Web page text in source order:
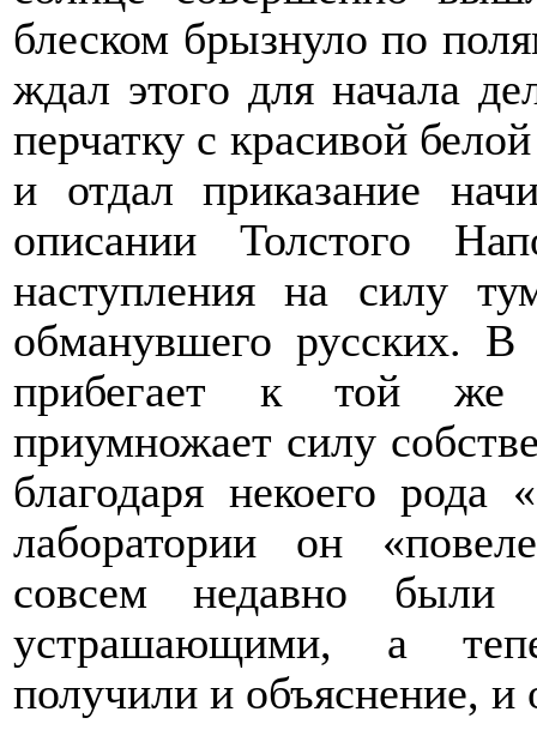
блеском брызнуло по
ждал этого для начала
перчатку с красивой
и отдал приказание
описании Толстого
наступления на силу
обманувшего русских. В
прибегает к той же
приумножает силу
благодаря некоего
лаборатории он
совсем недавно были
устрашающими, а
получили и объяснение, и